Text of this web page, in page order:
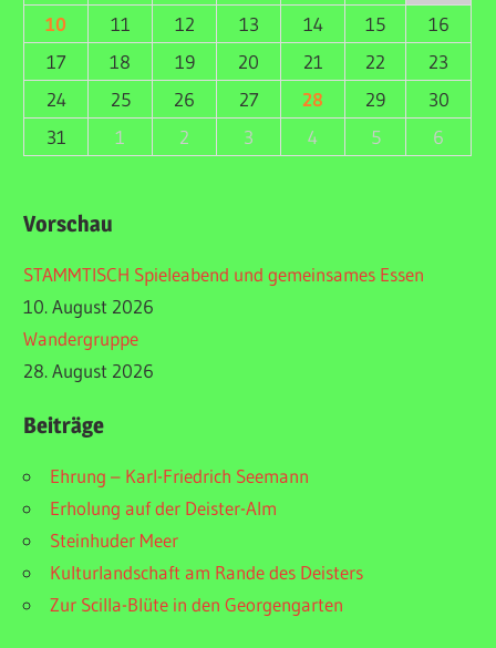
10
11 12 13 14 15
16
17
18 19 20 21 22
23
24
25 26 27 28 29
30
31
1 2 3 4 5 6
Vorschau
STAMMTISCH Spieleabend und gemeinsames Essen
10. August 2026
Wandergruppe
28. August 2026
Beiträge
Ehrung – Karl-Friedrich Seemann
Erholung auf der Deister-Alm
Steinhuder Meer
Kulturlandschaft am Rande des Deisters
Zur Scilla-Blüte in den Georgengarten